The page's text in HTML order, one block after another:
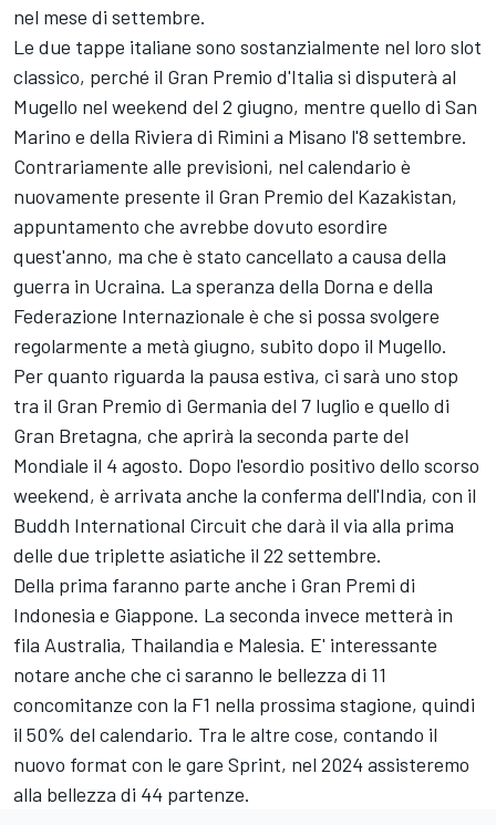
nel mese di settembre.
Le due tappe italiane sono sostanzialmente nel loro slot
classico, perché il Gran Premio d'Italia si disputerà al
Mugello nel weekend del 2 giugno, mentre quello di San
Marino e della Riviera di Rimini a Misano l'8 settembre.
Contrariamente alle previsioni, nel calendario è
nuovamente presente il Gran Premio del Kazakistan,
appuntamento che avrebbe dovuto esordire
quest'anno, ma che è stato cancellato a causa della
guerra in Ucraina. La speranza della Dorna e della
Federazione Internazionale è che si possa svolgere
regolarmente a metà giugno, subito dopo il Mugello.
Per quanto riguarda la pausa estiva, ci sarà uno stop
tra il Gran Premio di Germania del 7 luglio e quello di
Gran Bretagna, che aprirà la seconda parte del
Mondiale il 4 agosto. Dopo l'esordio positivo dello scorso
weekend, è arrivata anche la conferma dell'India, con il
Buddh International Circuit che darà il via alla prima
delle due triplette asiatiche il 22 settembre.
Della prima faranno parte anche i Gran Premi di
Indonesia e Giappone. La seconda invece metterà in
fila Australia, Thailandia e Malesia. E' interessante
notare anche che ci saranno le bellezza di 11
concomitanze con la F1 nella prossima stagione, quindi
il 50% del calendario. Tra le altre cose, contando il
nuovo format con le gare Sprint, nel 2024 assisteremo
alla bellezza di 44 partenze.